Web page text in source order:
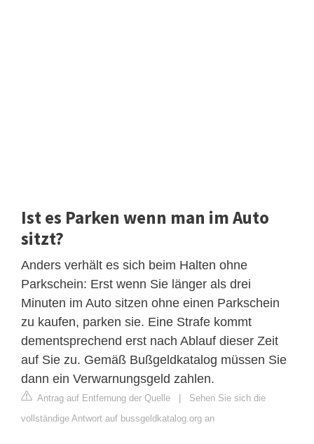
Ist es Parken wenn man im Auto
sitzt?
Anders verhält es sich beim Halten ohne
Parkschein: Erst wenn Sie länger als drei
Minuten im Auto sitzen ohne einen Parkschein
zu kaufen, parken sie. Eine Strafe kommt
dementsprechend erst nach Ablauf dieser Zeit
auf Sie zu. Gemäß Bußgeldkatalog müssen Sie
dann ein Verwarnungsgeld zahlen.
Antrag auf Entfernung der Quelle | Sehen Sie sich die
vollständige Antwort auf bussgeldkatalog.org an